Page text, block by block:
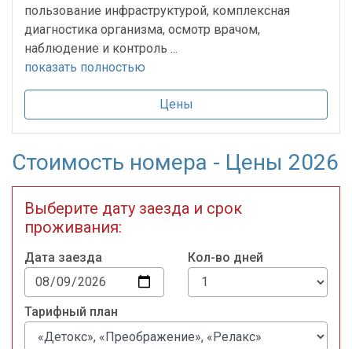
пользование инфраструктурой, комплексная
диагностика организма, осмотр врачом,
наблюдение и контроль ...
показать полностью
Цены
Стоимость номера - Цены 2026
Выберите дату заезда и срок
проживания:
Дата заезда Кол-во дней
Тарифный план